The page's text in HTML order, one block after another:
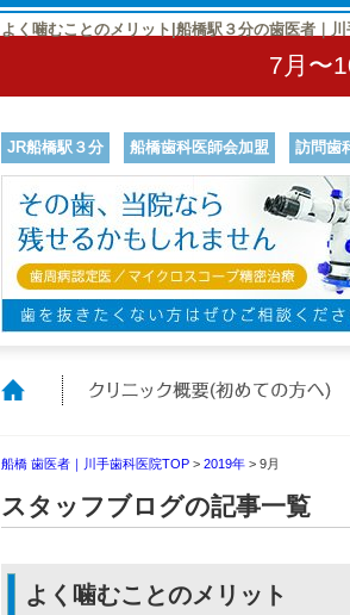
よく噛むことのメリット|船橋駅３分の歯医者｜
7月〜
JR船橋駅３分 船橋歯科医師会加盟 訪問歯
ホーム
船橋 歯医者｜川手歯科医院TOP > 2019年 > 9月
スタッフブログの記事一覧
よく噛むことのメリット